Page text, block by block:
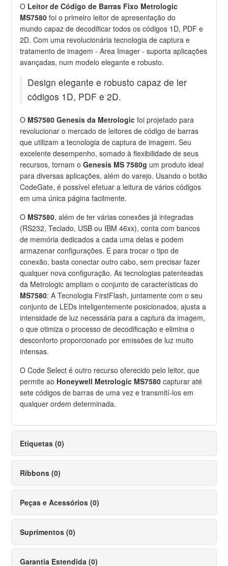
O Leitor de Código de Barras Fixo Metrologic
MS7580 foi o primeiro leitor de apresentação do
mundo capaz de decodificar todos os códigos 1D, PDF e
2D. Com uma revolucionária tecnologia de captura e
tratamento de imagem - Area Imager - suporta aplicações
avançadas, num modelo elegante e robusto.
Design elegante e robusto capaz de ler
códigos 1D, PDF e 2D.
O MS7580 Genesis da Metrologic foi projetado para
revolucionar o mercado de leitores de código de barras
que utilizam a tecnologia de captura de imagem. Seu
excelente desempenho, somado à flexibilidade de seus
recursos, tornam oGenesis MS 7580g um produto ideal
para diversas aplicações, além do varejo. Usando o botão
CodeGate, é possível efetuar a leitura de vários códigos
em uma única página facilmente.
O MS7580, além de ter várias conexões já integradas
(RS232, Teclado, USB ou IBM 46xx), conta com bancos
de memória dedicados a cada uma delas e podem
armazenar configurações. E para trocar o tipo de
conexão, basta conectar outro cabo, sem precisar fazer
qualquer nova configuração. As tecnologias patenteadas
da Metrologic ampliam o conjunto de características do
MS7580: A Tecnologia FirstFlash, juntamente com o seu
conjunto de LEDs inteligentemente posicionados, ajusta a
intensidade de luz necessária para a captura da imagem,
o que otimiza o processo de decodificação e elimina o
desconforto proporcionado por emissões de luz muito
intensas.
O Code Select é outro recurso oferecido pelo leitor, que
permite ao Honeywell Metrologic MS7580capturar até
sete códigos de barras de uma vez e transmití-los em
qualquer ordem determinada.
Etiquetas (0)
Ribbons (0)
Peças e Acessórios (0)
Suprimentos (0)
Garantia Estendida (0)